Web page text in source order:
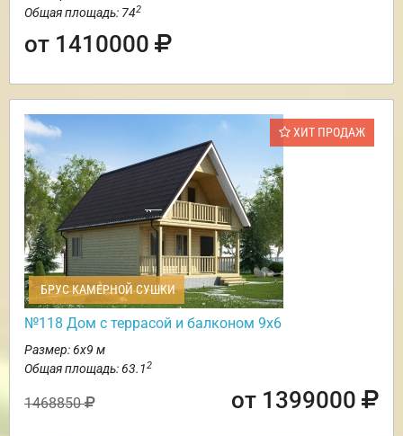
Общая площадь: 742
от 1410000
ХИТ ПРОДАЖ
БРУС КАМЕРНОЙ СУШКИ
№118 Дом с террасой и балконом 9х6
Размер: 6х9 м
Общая площадь: 63.12
1468850 от 1399000